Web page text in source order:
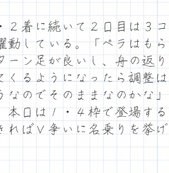
着に続いて２日目は３コ
動している。「ペラはもら
ン足が良いし、舟の返り
くるようになったら調整は
のでそのままなのかな」
本日は１・４枠で登場する
ればＶ争いに名乗りを挙げ